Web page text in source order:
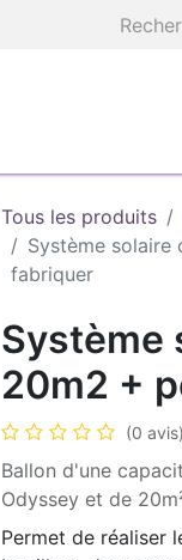
Tous les produits
Système solaire
fabriquer
Système
20m2 +
(0 avis)
Ballon d'une
Odyssey et de
Permet de réaliser